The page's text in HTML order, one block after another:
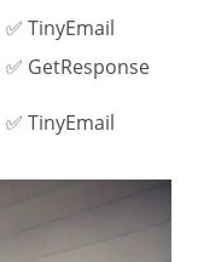
✅ TinyEmail
✅ GetResponse
✅ TinyEmail